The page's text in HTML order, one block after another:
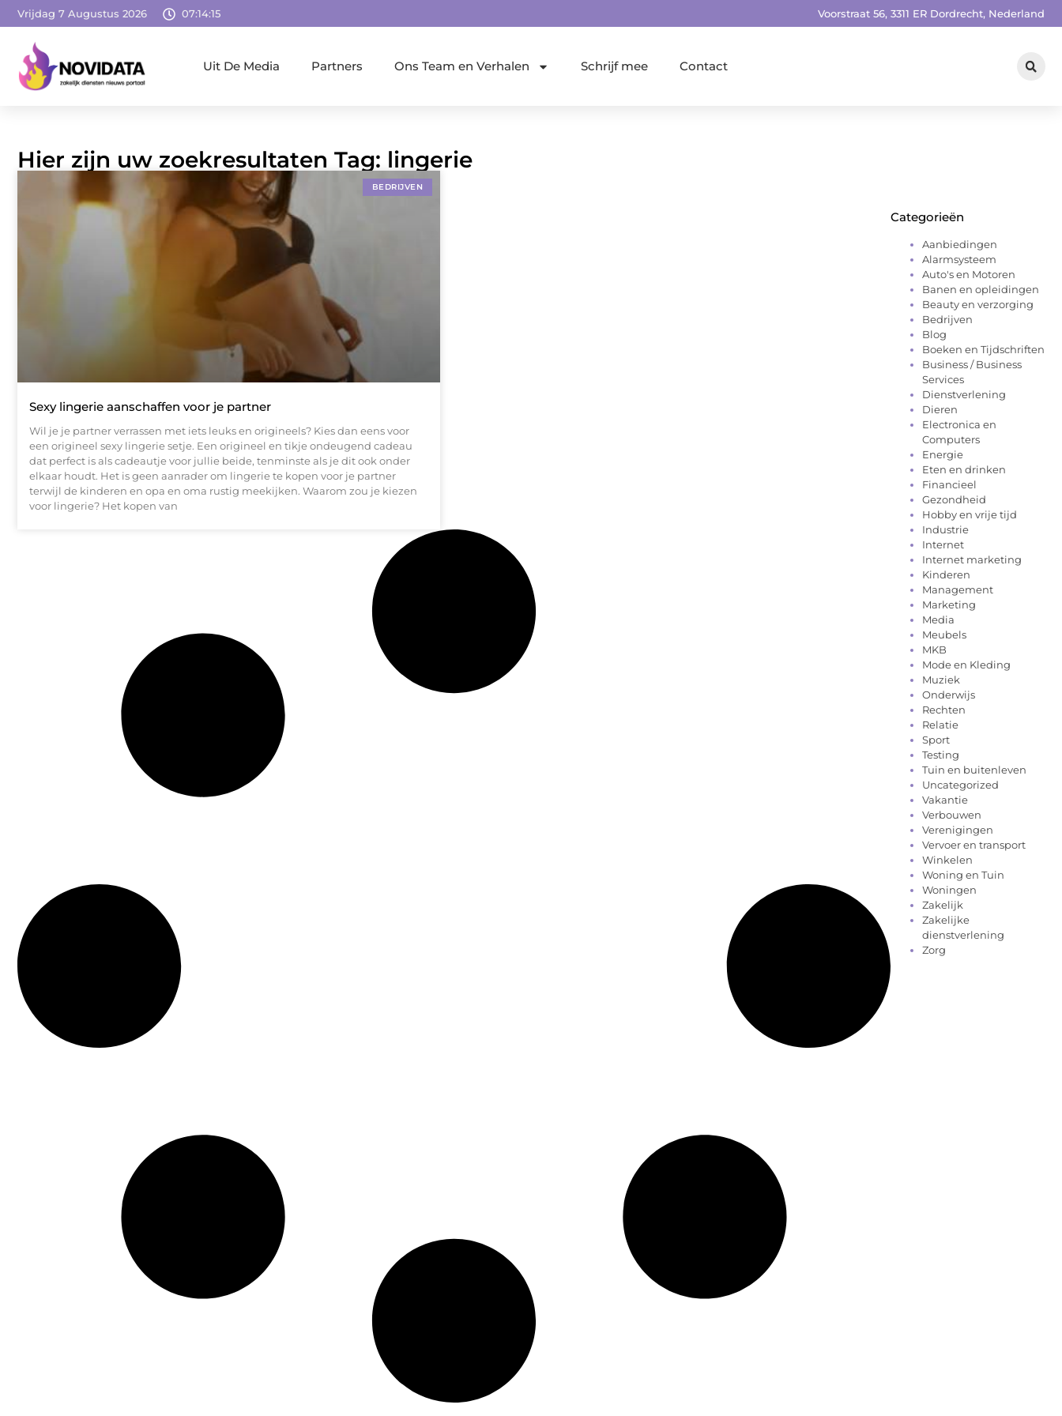
Vrijdag 7 Augustus 2026 07:14:16 Voorstraat 56, 3311 ER Dordrecht, Nederland
Uit De Media Partners Ons Team en Verhalen Schrijf mee Contact
Hier zijn uw zoekresultaten Tag: lingerie
BEDRIJVEN
Sexy lingerie aanschaffen voor je partner
Wil je je partner verrassen met iets leuks en origineels? Kies dan eens voor
een origineel sexy lingerie setje. Een origineel en tikje ondeugend cadeau
dat perfect is als cadeautje voor jullie beide, tenminste als je dit ook onder
elkaar houdt. Het is geen aanrader om lingerie te kopen voor je partner
terwijl de kinderen en opa en oma rustig meekijken. Waarom zou je kiezen
voor lingerie? Het kopen van
Categorieën
Aanbiedingen
Alarmsysteem
Auto's en Motoren
Banen en opleidingen
Beauty en verzorging
Bedrijven
Blog
Boeken en Tijdschriften
Business / Business
Services
Dienstverlening
Dieren
Electronica en
Computers
Energie
Eten en drinken
Financieel
Gezondheid
Hobby en vrije tijd
Industrie
Internet
Internet marketing
Kinderen
Management
Marketing
Media
Meubels
MKB
Mode en Kleding
Muziek
Onderwijs
Rechten
Relatie
Sport
Testing
Tuin en buitenleven
Uncategorized
Vakantie
Verbouwen
Verenigingen
Vervoer en transport
Winkelen
Woning en Tuin
Woningen
Zakelijk
Zakelijke
dienstverlening
Zorg